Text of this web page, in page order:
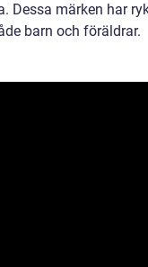
Dessa märken har
barn och föräldrar.